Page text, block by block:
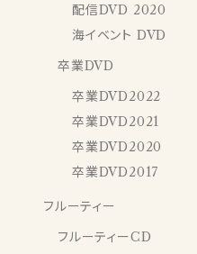
配信DVD 2020
海イベント DVD
卒業DVD
卒業DVD2022
卒業DVD2021
卒業DVD2020
卒業DVD2017
フルーティー
フルーティーCD